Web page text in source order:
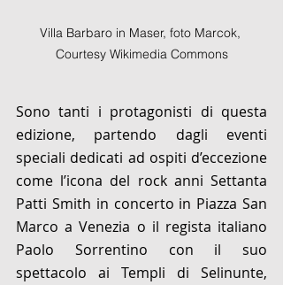
Villa Barbaro in Maser, foto Marcok,
Courtesy Wikimedia Commons
Sono tanti i protagonisti di questa
edizione, partendo dagli eventi
speciali dedicati ad ospiti d’eccezione
come l’icona del rock anni Settanta
Patti Smith in concerto in Piazza San
Marco a Venezia o il regista italiano
Paolo Sorrentino con il suo
spettacolo ai Templi di Selinunte,